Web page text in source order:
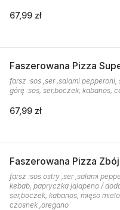
67,99 zł
Faszerowana Pizza
farsz :sos ,ser ,salami
górę :sos, ser,boczek, kabanos,
67,99 zł
Faszerowana Pizza
farsz :sos ostry ,ser ,salami
kebab, papryczka jalapeno /
ser,boczek, kabanos, mięso
czosnek ,oregano